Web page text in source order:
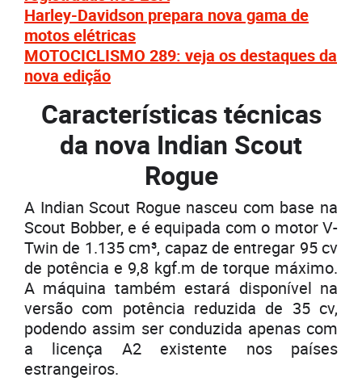
Harley-Davidson prepara nova gama de
motos elétricas
MOTOCICLISMO 289: veja os destaques da
nova edição
Características técnicas
da nova Indian Scout
Rogue
A Indian Scout Rogue nasceu com base na
Scout Bobber, e é equipada com o motor V-
Twin de 1.135 cm³, capaz de entregar 95 cv
de potência e 9,8 kgf.m de torque máximo.
A máquina também estará disponível na
versão com potência reduzida de 35 cv,
podendo assim ser conduzida apenas com
a licença A2 existente nos países
estrangeiros.